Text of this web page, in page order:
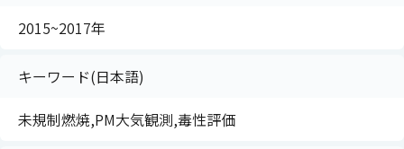
2015~2017年
キーワード(日本語)
未規制燃焼,PM大気観測,毒性評価